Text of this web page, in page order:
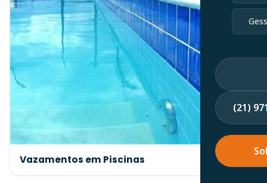
(21)
Vazamentos em Piscinas